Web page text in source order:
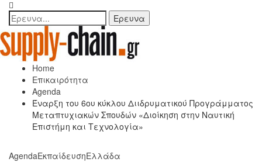
Home
Επικαιρότητα
Agenda
Έναρξη του 6ου κύκλου Διιδρυματικού Προγράμματος
Μεταπτυχιακών Σπουδών «Διοίκηση στην Ναυτική
Επιστήμη και Τεχνολογία»
AgendaΕκπαίδευσηΕλλάδα